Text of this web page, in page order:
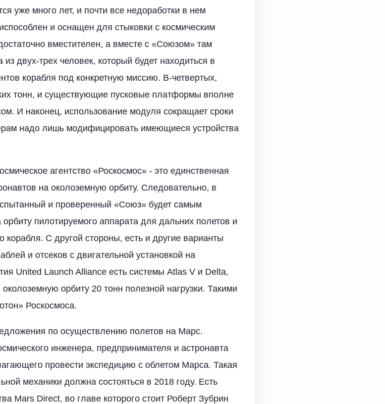
уже много лет, и почти все недоработки в нем
и оснащен для стыковки с космическим
вместителен, а вместе с «Союзом» там
двух-трех человек, который будет находиться в
корабля под конкретную миссию. В-четвертых,
тонн, и существующие пусковые платформы вполне
И наконец, использование модуля сокращает сроки
надо лишь модифицировать имеющиеся устройства
агентство «Роскосмос» - это единственная
на околоземную орбиту. Следовательно, в
и проверенный «Союз» будет самым
пилотируемого аппарата для дальних полетов и
корабля. С другой стороны, есть и другие варианты
и отсеков с двигательной установкой на
United Launch Alliance есть системы Atlas V и Delta,
орбиту 20 тонн полезной нагрузки. Такими
Роскосмоса.
по осуществлению полетов на Марс.
инженера, предпринимателя и астронавта
провести экспедицию с облетом Марса. Такая
механики должна состояться в 2018 году. Есть
Mars Direct, во главе которого стоит Роберт Зубрин